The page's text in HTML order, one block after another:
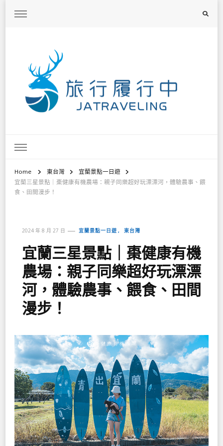
Home 東台灣
宜蘭景點一日遊
宜蘭三星景點｜棗健康有機農場：親子同樂超好玩漂漂河，體驗農事、餵
食、田間漫步！
2024 年 8 月 27 日 宜蘭景點一日遊 東台灣
宜蘭三星景點｜棗健康有機
農場：親子同樂超好玩漂漂
河，體驗農事、餵食、田間
漫步！